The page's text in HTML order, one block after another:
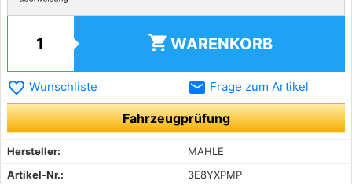
shopping_cart WARENKORB
favorite_border Wunschliste email Frage zum Artikel
Fahrzeugprüfung
Hersteller:
MAHLE
Artikel-Nr.:
3E8YXPMP